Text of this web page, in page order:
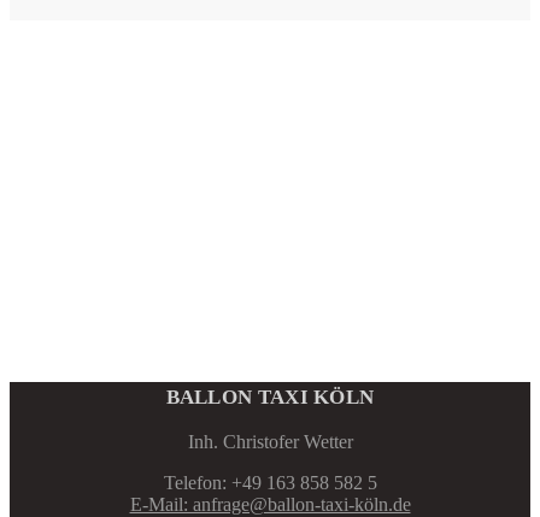
BALLON TAXI KÖLN
Inh. Christofer Wetter
Telefon: +49 163 858 582 5
E-Mail: anfrage@ballon-taxi-köln.de